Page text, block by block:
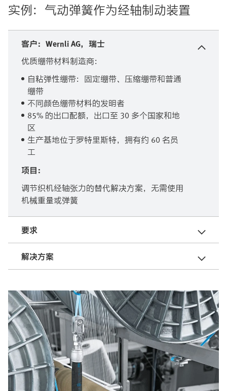
实例：气动弹簧作为经轴制动装置
客户：Wernli AG，瑞士
优质绷带材料制造商：
自粘弹性绷带：固定绷带、压缩绷带和普通
绷带
不同颜色绷带材料的发明者
85% 的出口配额，出口至 30 多个国家和地
区
生产基地位于罗特里斯特，拥有约 60 名员
工
项目：
调节织机经轴张力的替代解决方案，无需使用
机械重量或弹簧
要求
解决方案